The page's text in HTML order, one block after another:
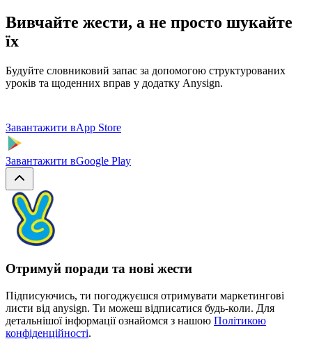
Вивчайте жести, а не просто шукайте
їх
Будуйте словниковий запас за допомогою структурованих
уроків та щоденних вправ у додатку Anysign.
Завантажити вApp Store
Завантажити вGoogle Play
Отримуй поради та нові жести
Підписуючись, ти погоджуєшся отримувати маркетингові
листи від anysign. Ти можеш відписатися будь-коли. Для
детальнішої інформації ознайомся з нашою Політикою
конфіденційності.